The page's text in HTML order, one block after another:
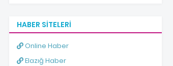
HABER SITELERI
Online Haber
Elazığ Haber